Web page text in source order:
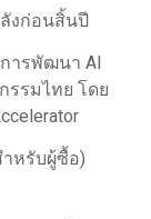
งก่อนสิ้นปี
ารพัฒนา AI
รมไทย โดย
หรับผู้ซื้อ)